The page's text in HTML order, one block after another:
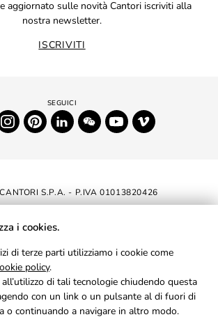
aggiornato sulle novità Cantori iscriviti alla
nostra newsletter.
ISCRIVITI
S.P.A. - P.IVA 01013820426
DI ACCESSIBILITÀ
AREA RISERVATA
PRIVACY
COOKIES
i cookies.
di terze parti utilizziamo i cookie come
policy.
di tali tecnologie chiudendo questa
con un link o un pulsante al di fuori di
o continuando a navigare in altro modo.